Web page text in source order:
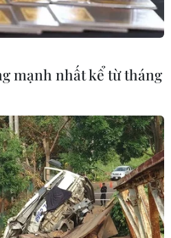
MỤC
chỉnh trong
xếp lương
mạnh nhất kể từ tháng